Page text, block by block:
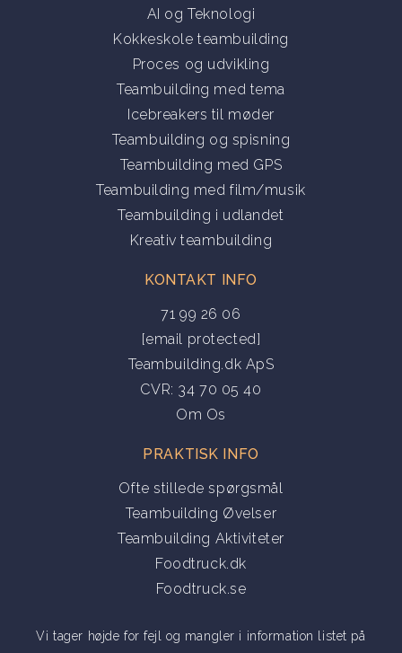
AI og Teknologi
Kokkeskole teambuilding
Proces og udvikling
Teambuilding med tema
Icebreakers til møder
Teambuilding og spisning
Teambuilding med GPS
Teambuilding med film/musik
Teambuilding i udlandet
Kreativ teambuilding
KONTAKT INFO
71 99 26 06
[email protected]
Teambuilding.dk ApS
CVR: 34 70 05 40
Om Os
PRAKTISK INFO
Ofte stillede spørgsmål
Teambuilding Øvelser
Teambuilding Aktiviteter
Foodtruck.dk
Foodtruck.se
Vi tager højde for fejl og mangler i information listet på